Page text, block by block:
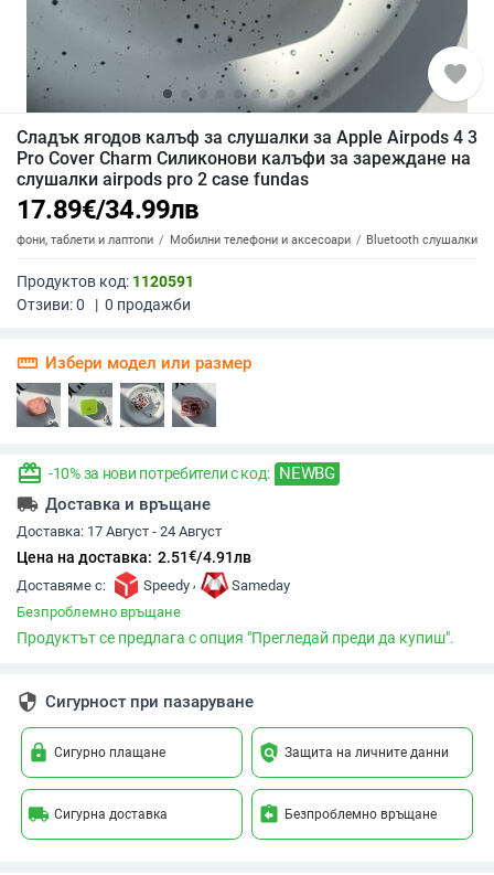
favorite
Сладък ягодов калъф за слушалки за Apple Airpods 4 3
Pro Cover Charm Силиконови калъфи за зареждане на
слушалки airpods pro 2 case fundas
17.89€/34.99лв
таблети и лаптопи Мобилни телефони и аксесоари Bluetooth слушалки
Продуктов код: 1120591
Отзиви:0 | 0 продажби
straighten Избери модел или размер
redeem -10% за нови потребители с код: NEWBG
local_shipping Доставка и връщане
Доставка: 17 Август - 24 Август
Цена на доставка: 2.51€/4.91лв
Доставяме с: Speedy ,
Sameday
Безпроблемно връщане
Продуктът се предлага с опция "Прегледай преди да купиш".
security Сигурност при пазаруване
lock Сигурно плащане policy Защита на личните данни
local_shipping Сигурна доставка assignment_return Безпроблемно връщане